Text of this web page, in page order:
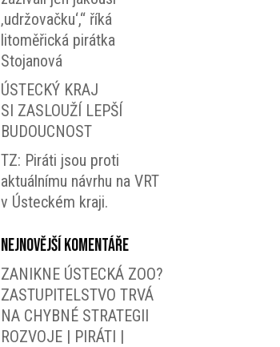
‚udržovačku‘,“ říká
litoměřická pirátka
Stojanová
ÚSTECKÝ KRAJ
SI ZASLOUŽÍ LEPŠÍ
BUDOUCNOST
TZ: Piráti jsou proti
aktuálnímu návrhu na VRT
v Ústeckém kraji.
Nejnovější komentáře
ZANIKNE ÚSTECKÁ ZOO?
ZASTUPITELSTVO TRVÁ
NA CHYBNÉ STRATEGII
ROZVOJE | PIRÁTI |